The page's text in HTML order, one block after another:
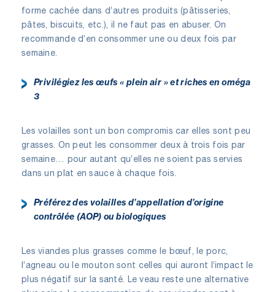
forme cachée dans d’autres produits (pâtisseries,
pâtes, biscuits, etc.), il ne faut pas en abuser. On
recommande d’en consommer une ou deux fois par
semaine.
Privilégiez les œufs « plein air » et riches en oméga
3
Les volailles sont un bon compromis car elles sont peu
grasses. On peut les consommer deux à trois fois par
semaine… pour autant qu’elles ne soient pas servies
dans un plat en sauce à chaque fois.
Préférez des volailles d’appellation d’origine
contrôlée (AOP) ou biologiques
Les viandes plus grasses comme le bœuf, le porc,
l’agneau ou le mouton sont celles qui auront l’impact le
plus négatif sur la santé. Le veau reste une alternative